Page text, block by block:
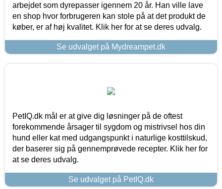
arbejdet som dyrepasser igennem 20 år. Han ville lave
en shop hvor forbrugeren kan stole på at det produkt de
køber, er af høj kvalitet. Klik her for at se deres udvalg.
Se udvalget på Mydreampet.dk
PetIQ.dk mål er at give dig løsninger på de oftest
forekommende årsager til sygdom og mistrivsel hos din
hund eller kat med udgangspunkt i naturlige kosttilskud,
der baserer sig på gennemprøvede recepter. Klik her for
at se deres udvalg.
Se udvalget på PetIQ.dk